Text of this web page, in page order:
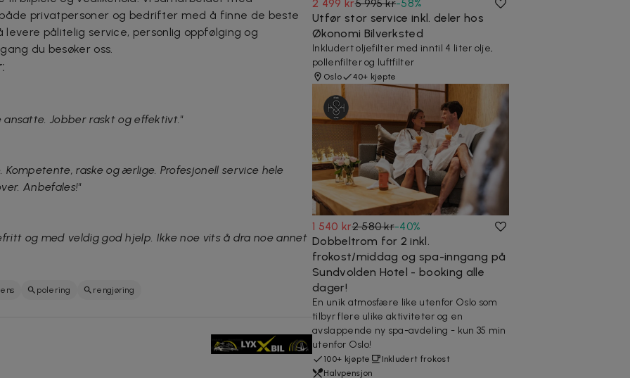
privatpersoner og bedrifter med å finne de beste
levere pålitelig service, personlig oppfølging og
du besøker oss.
Jobber raskt og effektivt."
raske og ærlige. Profesjonell service hele
Anbefales!"
og med veldig god hjelp. Ikke noe vits å dra noe annet
polering rengjøring
2 499 kr5 995 kr-58%
Utfør stor service inkl. deler hos
Økonomi Bilverksted
Inkludert oljefilter med inntil 4 liter olje,
pollenfilter og luftfilter
Oslo 40+ kjøpte
1 540 kr2 580 kr-40%
Dobbeltrom for 2 inkl.
frokost/middag og spa-inngang på
Sundvolden Hotel - booking alle
dager!
En unik atmosfære like utenfor Oslo som
tilbyr flere ulike aktiviteter og en
avslappende ny spa-avdeling - kun 35 min
utenfor Oslo!
100+ kjøpte
Inkludert frokost
Halvpensjon